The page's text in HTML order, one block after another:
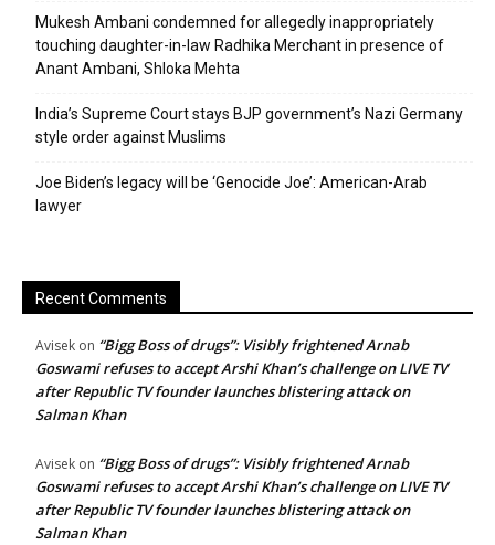
Mukesh Ambani condemned for allegedly inappropriately
touching daughter-in-law Radhika Merchant in presence of
Anant Ambani, Shloka Mehta
India’s Supreme Court stays BJP government’s Nazi Germany
style order against Muslims
Joe Biden’s legacy will be ‘Genocide Joe’: American-Arab
lawyer
Recent Comments
Avisek on “Bigg Boss of drugs”: Visibly frightened Arnab
Goswami refuses to accept Arshi Khan’s challenge on LIVE TV
after Republic TV founder launches blistering attack on
Salman Khan
Avisek on “Bigg Boss of drugs”: Visibly frightened Arnab
Goswami refuses to accept Arshi Khan’s challenge on LIVE TV
after Republic TV founder launches blistering attack on
Salman Khan